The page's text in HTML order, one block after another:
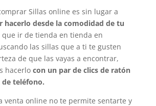
Sillas online es sin lugar a
hacerlo desde la comodidad de tu
ir de tienda en tienda en
las sillas que a ti te gusten
de que las vayas a encontrar,
hacerlo con un par de clics de ratón
teléfono.
venta online no te permite sentarte y